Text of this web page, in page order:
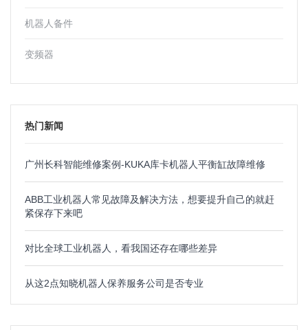
机器人备件
变频器
热门新闻
广州长科智能维修案例-KUKA库卡机器人平衡缸故障维修
ABB工业机器人常见故障及解决方法，想要提升自己的就赶
紧保存下来吧
对比全球工业机器人，看我国还存在哪些差异
从这2点知晓机器人保养服务公司是否专业